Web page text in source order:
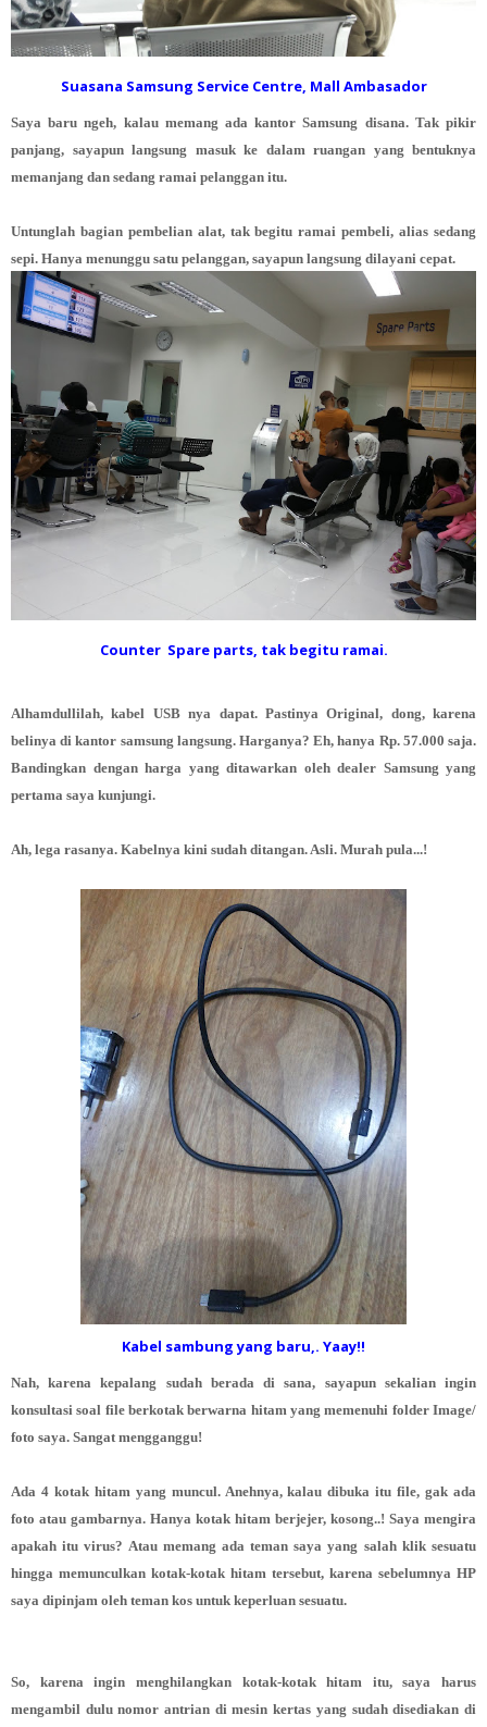
Suasana Samsung Service Centre, Mall Ambasador
Saya baru ngeh, kalau memang ada kantor Samsung disana. Tak pikir
panjang, sayapun langsung masuk ke dalam ruangan yang bentuknya
memanjang dan sedang ramai pelanggan itu.
Untunglah bagian pembelian alat, tak begitu ramai pembeli, alias sedang
sepi. Hanya menunggu satu pelanggan, sayapun langsung dilayani cepat.
Counter Spare parts, tak begitu ramai.
Alhamdullilah, kabel USB nya dapat. Pastinya Original, dong, karena
belinya di kantor samsung langsung. Harganya? Eh, hanya Rp. 57.000 saja.
Bandingkan dengan harga yang ditawarkan oleh dealer Samsung yang
pertama saya kunjungi.
Ah, lega rasanya. Kabelnya kini sudah ditangan. Asli. Murah pula...!
Kabel sambung yang baru,. Yaay!!
Nah, karena kepalang sudah berada di sana, sayapun sekalian ingin
konsultasi soal file berkotak berwarna hitam yang memenuhi folder Image/
foto saya. Sangat mengganggu!
Ada 4 kotak hitam yang muncul. Anehnya, kalau dibuka itu file, gak ada
foto atau gambarnya. Hanya kotak hitam berjejer, kosong..! Saya mengira
apakah itu virus? Atau memang ada teman saya yang salah klik sesuatu
hingga memunculkan kotak-kotak hitam tersebut, karena sebelumnya HP
saya dipinjam oleh teman kos untuk keperluan sesuatu.
So, karena ingin menghilangkan kotak-kotak hitam itu, saya harus
mengambil dulu nomor antrian di mesin kertas yang sudah disediakan di